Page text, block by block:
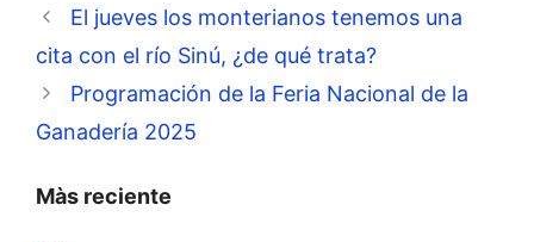
El jueves los monterianos tenemos una
cita con el río Sinú, ¿de qué trata?
Programación de la Feria Nacional de la
Ganadería 2025
Màs reciente